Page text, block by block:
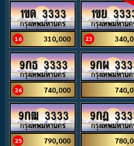
1ขด 3333
16 310,000
1ขย
23
9กธ 3333
26 740,000
9กผ
9กฒ 3333
25 790,000
9กฎ